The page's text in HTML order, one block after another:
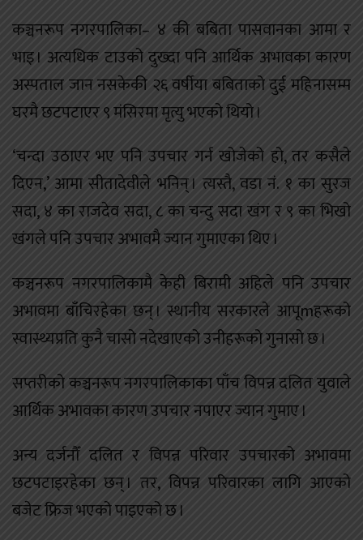
कञ्चनरूप नगरपालिका– ४ की बबिता पासवानका आमा र
भाइ । अत्यधिक टाउको दुख्दा पनि आर्थिक अभावका कारण
अस्पताल जान नसकेकी २६ वर्षीया बबिताको दुई महिनासम्म
घरमै छटपटाएर ९ मंसिरमा मृत्यु भएको थियो ।
‘चन्दा उठाएर भए पनि उपचार गर्न खोजेको हो, तर कसैले
दिएन,’ आमा सीतादेवीले भनिन् । त्यस्तै, वडा नं. १ का सुरज
सदा, ४ का राजदेव सदा, ८ का चन्दु सदा खंग र ९ का भिखो
खंगले पनि उपचार अभावमै ज्यान गुमाएका थिए ।
कञ्चनरूप नगरपालिकामै केही बिरामी अहिले पनि उपचार
अभावमा बाँचिरहेका छन् । स्थानीय सरकारले आपूmहरूको
स्वास्थ्यप्रति कुनै चासो नदेखाएको उनीहरूको गुनासो छ ।
सप्तरीको कञ्चनरूप नगरपालिकाका पाँच विपन्न दलित युवाले
आर्थिक अभावका कारण उपचार नपाएर ज्यान गुमाए ।
अन्य दर्जनौँ दलित र विपन्न परिवार उपचारको अभावमा
छटपटाइरहेका छन् । तर, विपन्न परिवारका लागि आएको
बजेट फ्रिज भएको पाइएको छ ।